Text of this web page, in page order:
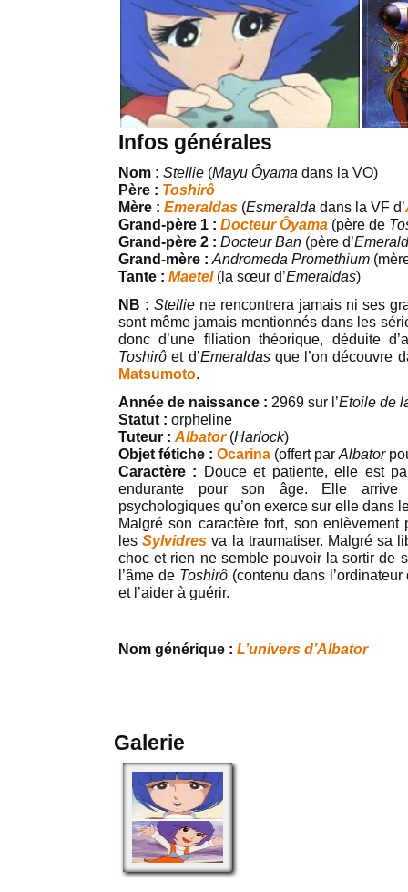
Infos générales
Nom : Stellie (Mayu Ôyama dans la VO)
Père : Toshirô
Mère : Emeraldas (Esmeralda dans la VF d’
Grand-père 1 : Docteur Ôyama (père de
Grand-père 2 : Docteur Ban (père d’
Grand-mère : Andromeda Promethium
Tante : Maetel (la sœur d’Emeraldas)
NB : Stellie ne rencontrera jamais ni ses
sont même jamais mentionnés dans les
donc d’une filiation théorique, déduite
Toshirô et d’Emeraldasque l’on découvre
Matsumoto.
Année de naissance : 2969 sur l’Etoile de
Statut : orpheline
Tuteur : Albator(Harlock)
Objet fétiche : Ocarina (offert par Albator
Caractère : Douce et patiente, elle est
endurante pour son âge. Elle arrive
psychologiques qu’on exerce sur elle dans
Malgré son caractère fort, son
lesSylvidres va la traumatiser. Malgré sa
choc et rien ne semble pouvoir la sortir de
l’âme de Toshirô(contenu dans l’ordinateur
et l’aider à guérir.
Nom générique : L’univers d’Albator
Galerie